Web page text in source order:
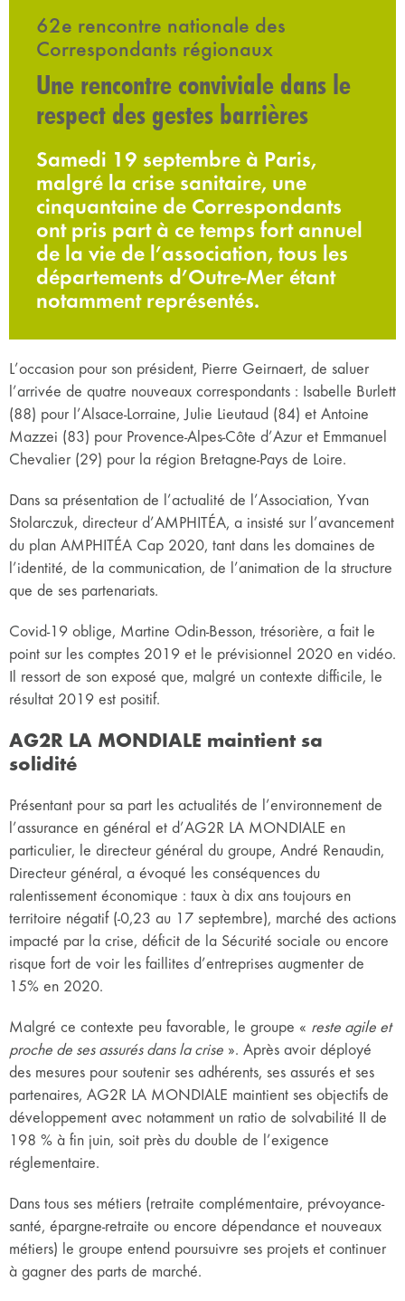
62e rencontre nationale des
Correspondants régionaux
Une rencontre conviviale dans le
respect des gestes barrières
Samedi 19 septembre à Paris,
malgré la crise sanitaire, une
cinquantaine de Correspondants
ont pris part à ce temps fort annuel
de la vie de l’association, tous les
départements d’Outre-Mer étant
notamment représentés.
L’occasion pour son président, Pierre Geirnaert, de saluer
l’arrivée de quatre nouveaux correspondants : Isabelle Burlett
(88) pour l’Alsace-Lorraine, Julie Lieutaud (84) et Antoine
Mazzei (83) pour Provence-Alpes-Côte d’Azur et Emmanuel
Chevalier (29) pour la région Bretagne-Pays de Loire.
Dans sa présentation de l’actualité de l’Association, Yvan
Stolarczuk, directeur d’AMPHITÉA, a insisté sur l’avancement
du plan AMPHITÉA Cap 2020, tant dans les domaines de
l’identité, de la communication, de l’animation de la structure
que de ses partenariats.
Covid-19 oblige, Martine Odin-Besson, trésorière, a fait le
point sur les comptes 2019 et le prévisionnel 2020 en vidéo.
Il ressort de son exposé que, malgré un contexte difficile, le
résultat 2019 est positif.
AG2R LA MONDIALE maintient sa
solidité
Présentant pour sa part les actualités de l’environnement de
l’assurance en général et d’AG2R LA MONDIALE en
particulier, le directeur général du groupe, André Renaudin,
Directeur général, a évoqué les conséquences du
ralentissement économique : taux à dix ans toujours en
territoire négatif (-0,23 au 17 septembre), marché des actions
impacté par la crise, déficit de la Sécurité sociale ou encore
risque fort de voir les faillites d’entreprises augmenter de
15% en 2020.
Malgré ce contexte peu favorable, le groupe « reste agile et
proche de ses assurés dans la crise ». Après avoir déployé
des mesures pour soutenir ses adhérents, ses assurés et ses
partenaires, AG2R LA MONDIALE maintient ses objectifs de
développement avec notamment un ratio de solvabilité II de
198 % à fin juin, soit près du double de l’exigence
réglementaire.
Dans tous ses métiers (retraite complémentaire, prévoyance-
santé, épargne-retraite ou encore dépendance et nouveaux
métiers) le groupe entend poursuivre ses projets et continuer
à gagner des parts de marché.